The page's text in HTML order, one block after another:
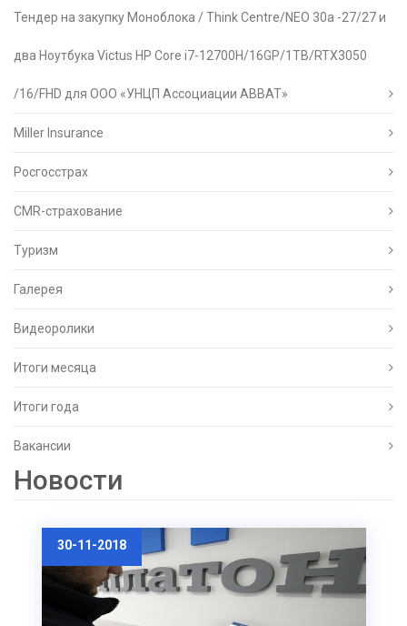
Тендер на закупку Моноблока / Think Centre/NEO 30a -27/27 и
два Ноутбука Victus HP Core i7-12700H/16GP/1TB/RTX3050
/16/FHD для ООО «УНЦП Ассоциации АВВАТ»
Miller Insurance
Росгосстрах
CMR-страхование
Туризм
Галерея
Видеоролики
Итоги месяца
Итоги года
Вакансии
Новости
30-11-2018